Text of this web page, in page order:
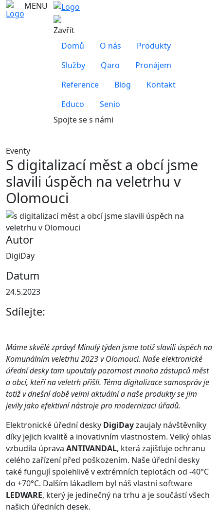
MENU
Zavřít
Domů
O nás
Produkty
Služby
Qaro
Pronájem
Reference
Blog
Kontakt
Educo
Senio
Spojte se s námi
Eventy
S digitalizací měst a obcí jsme
slavili úspěch na veletrhu v
Olomouci
Autor
DigiDay
Datum
24.5.2023
Sdílejte:
Máme skvělé zprávy! Minulý týden jsme totiž slavili úspěch na
Komunálním veletrhu 2023 v Olomouci. Naše elektronické
úřední desky tam upoutaly pozornost mnoha zástupců měst
a obcí, kteří na veletrh přišli. Téma digitalizace samospráv je
totiž v dnešní době velmi aktuální a naše produkty se jim
jevily jako efektivní nástroje pro modernizaci úřadů.
Elektronické úřední desky DigiDayzaujaly návštěvníky
díky jejich kvalitě a inovativním vlastnostem. Velký ohlas
vzbudila úprava ANTIVANDAL, která zajišťuje ochranu
celého zařízení před poškozením. Naše úřední desky
také fungují spolehlivě v extrémních teplotách od -40°C
do +70°C. Dalším lákadlem byl náš vlastní software
LEDWARE, který je jedinečný na trhu a je součástí všech
našich úředních desek.